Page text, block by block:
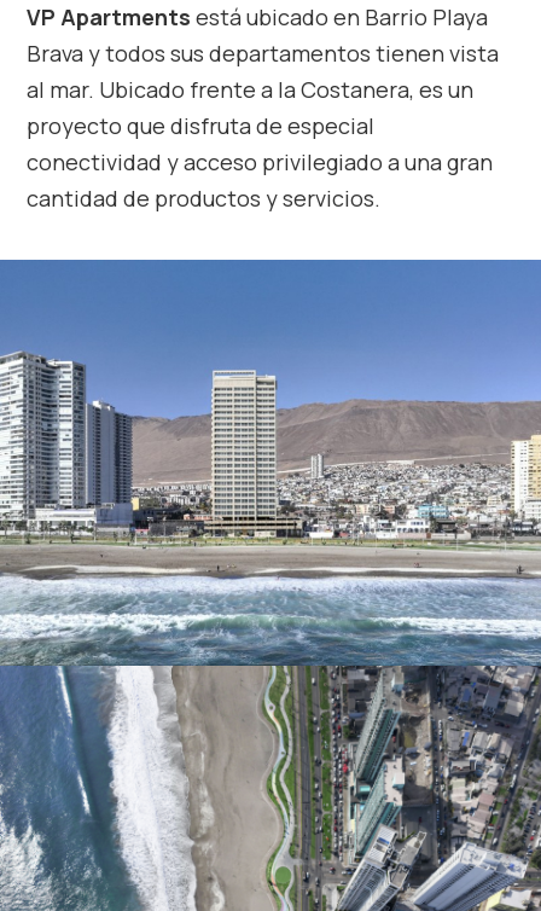
VP Apartments está ubicado en Barrio Playa
Brava y todos sus departamentos tienen vista
al mar. Ubicado frente a la Costanera, es un
proyecto que disfruta de especial
conectividad y acceso privilegiado a una gran
cantidad de productos y servicios.